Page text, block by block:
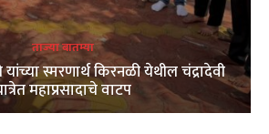
ताज्या बातम्या
स्मरणार्थ किरनळी येथील चंद्रादेवी
महाप्रसादाचे वाटप